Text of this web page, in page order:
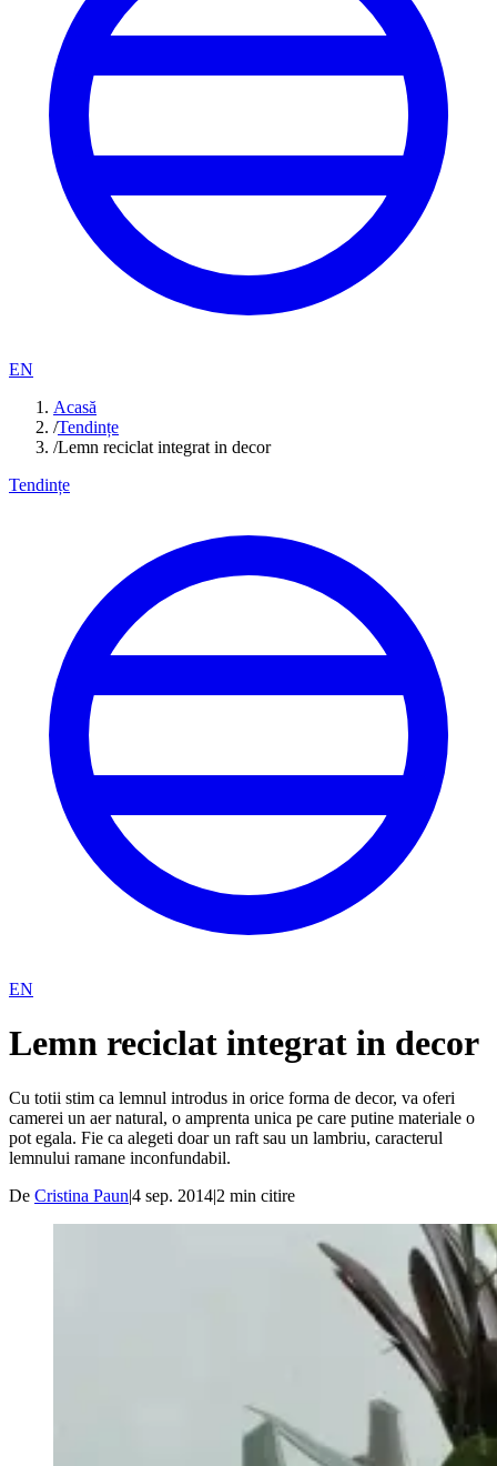
EN
Acasă
/Tendințe
/Lemn reciclat integrat in decor
Tendințe
EN
Lemn reciclat integrat in decor
Cu totii stim ca lemnul introdus in orice forma de decor, va oferi
camerei un aer natural, o amprenta unica pe care putine materiale o
pot egala. Fie ca alegeti doar un raft sau un lambriu, caracterul
lemnului ramane inconfundabil.
De Cristina Paun|4 sep. 2014|2 min citire